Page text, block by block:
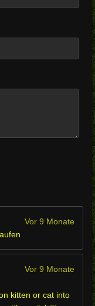
Vor 9 Monate
Vor 9 Monate
kitten or cat into